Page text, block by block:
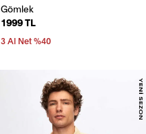
Gömlek
1999 TL
3 Al Net %40